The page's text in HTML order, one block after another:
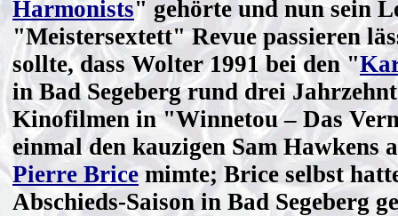
Harmonists" gehörte und nun sein
"Meistersextett" Revue passieren
sollte, dass Wolter 1991 bei den "
in Bad Segeberg rund drei
Kinofilmen in "Winnetou – Das
einmal den kauzigen Sam Hawkens
Pierre Brice mimte; Brice selbst
Abschieds-Saison in Bad Segeberg